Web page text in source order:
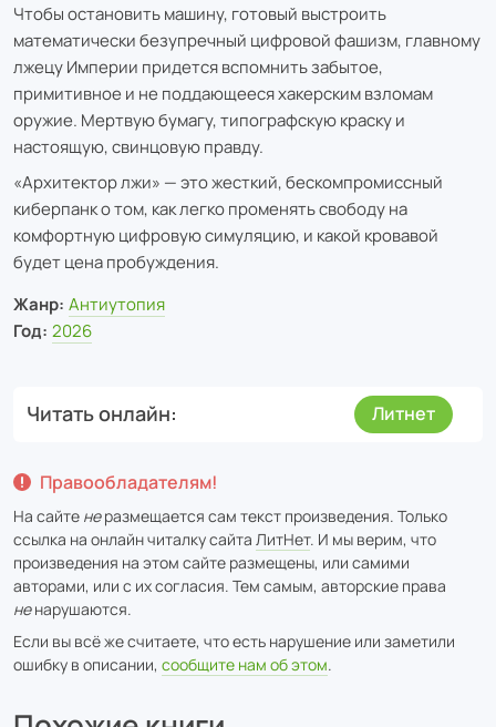
Чтобы остановить машину, готовый выстроить
математически безупречный цифровой фашизм, главному
лжецу Империи придется вспомнить забытое,
примитивное и не поддающееся хакерским взломам
оружие. Мертвую бумагу, типографскую краску и
настоящую, свинцовую правду.
«Архитектор лжи» — это жесткий, бескомпромиссный
киберпанк о том, как легко променять свободу на
комфортную цифровую симуляцию, и какой кровавой
будет цена пробуждения.
Жанр: Антиутопия
Год: 2026
Читать онлайн Литнет
Правообладателям!
На сайте неразмещается сам текст произведения. Только
ссылка на онлайн читалку сайта ЛитНет. И мы верим, что
произведения на этом сайте размещены, или самими
авторами, или с их согласия. Тем самым, авторские права
ненарушаются.
Если вы всё же считаете, что есть нарушение или заметили
ошибку в описании, сообщите нам об этом.